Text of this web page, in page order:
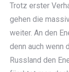
Trotz erster
gehen die
weiter. An den
denn auch wenn
Russland den